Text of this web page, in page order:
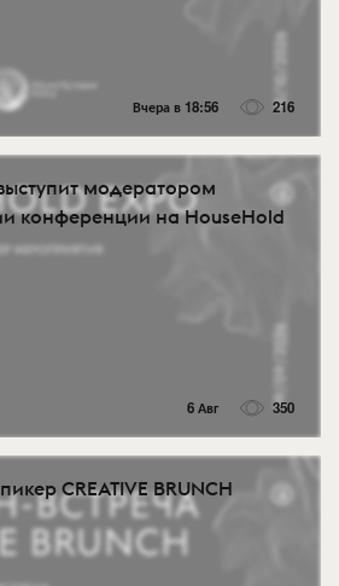
Вчера в 18:56 216
модератором
конференции на HouseHold
6 Авг 350
CREATIVE BRUNCH